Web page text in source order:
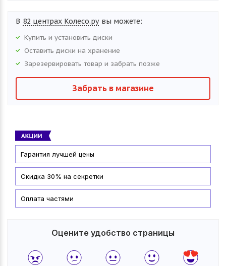
В 82 центрах Колесо.ру вы можете:
Купить и установить диски
Оставить диски на хранение
Зарезервировать товар и забрать позже
Забрать в магазине
Гарантия лучшей цены
Скидка 30% на секретки
Оплата частями
Оцените удобство страницы